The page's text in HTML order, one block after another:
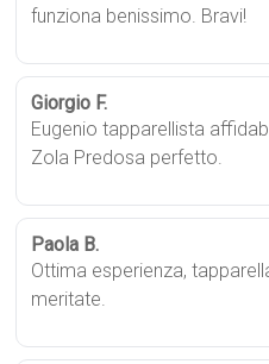
funziona benissimo. Bravi!
Giorgio F.
Eugenio tapparellista
Zola Predosa perfetto.
Paola B.
Ottima esperienza,
meritate.